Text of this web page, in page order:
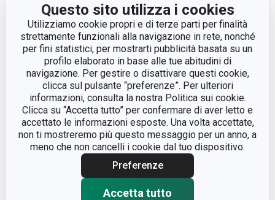
Questo sito utilizza i cookies
Utilizziamo cookie propri e di terze parti per finalità
strettamente funzionali alla navigazione in rete, nonché
per fini statistici, per mostrarti pubblicità basata su un
profilo elaborato in base alle tue abitudini di
navigazione. Per gestire o disattivare questi cookie,
clicca sul pulsante “preferenze”. Per ulteriori
informazioni, consulta la nostra Politica sui cookie.
Clicca su “Accetta tutto” per confermare di aver letto e
accettato le informazioni esposte. Una volta accettate,
non ti mostreremo più questo messaggio per un anno, a
meno che non cancelli i cookie dal tuo dispositivo.
Preferenze
Accetta tutto
MATERIALE acciaio inossidabile
TIPO snocciolatore
LAVAGGIO IN
LAVASTOVIGLIE
Sì
EAN 8595028499001
DURATA DELLA GARANZIA